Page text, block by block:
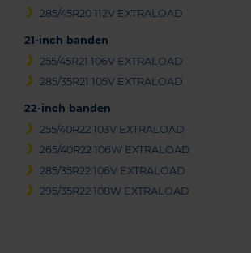
285/45R20 112V EXTRALOAD
21-inch banden
255/45R21 106V EXTRALOAD
285/35R21 105V EXTRALOAD
22-inch banden
255/40R22 103V EXTRALOAD
265/40R22 106W EXTRALOAD
285/35R22 106V EXTRALOAD
295/35R22 108W EXTRALOAD